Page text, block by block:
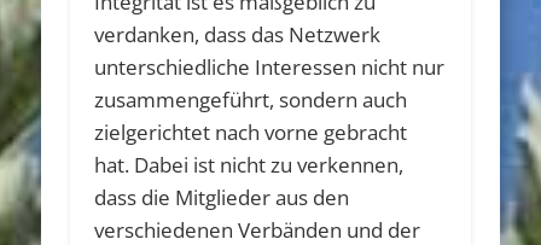
verdanken, dass das Netzwerk
unterschiedliche Interessen nicht nur
zusammengeführt, sondern auch
zielgerichtet nach vorne gebracht
hat. Dabei ist nicht zu verkennen,
dass die Mitglieder aus den
verschiedenen Verbänden und der